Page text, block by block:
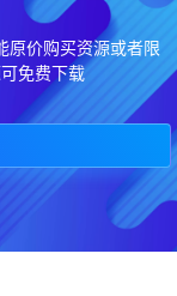
原价购买资源或者限
免费下载